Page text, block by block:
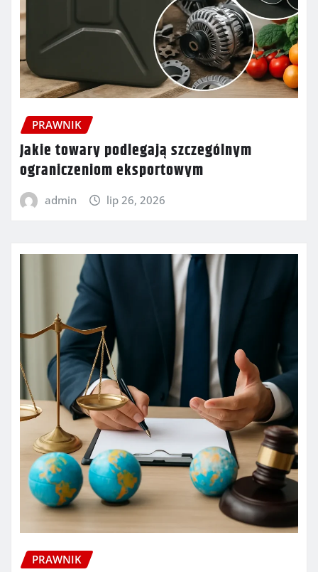
PRAWNIK
Jakie towary podlegają szczególnym
ograniczeniom eksportowym
admin lip 26, 2026
PRAWNIK